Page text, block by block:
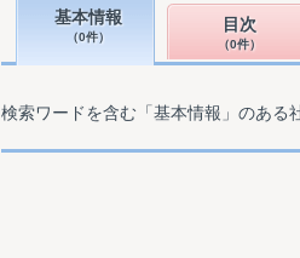
基本情報
（0件）
目次
（0件）
検索ワードを含む「基本情報」のある